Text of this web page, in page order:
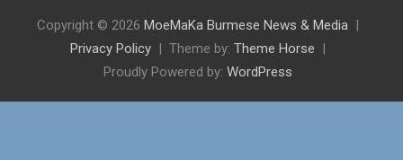
Copyright © 2026 MoeMaKa Burmese News & Media
Privacy Policy
Theme by: Theme Horse
Proudly Powered by: WordPress